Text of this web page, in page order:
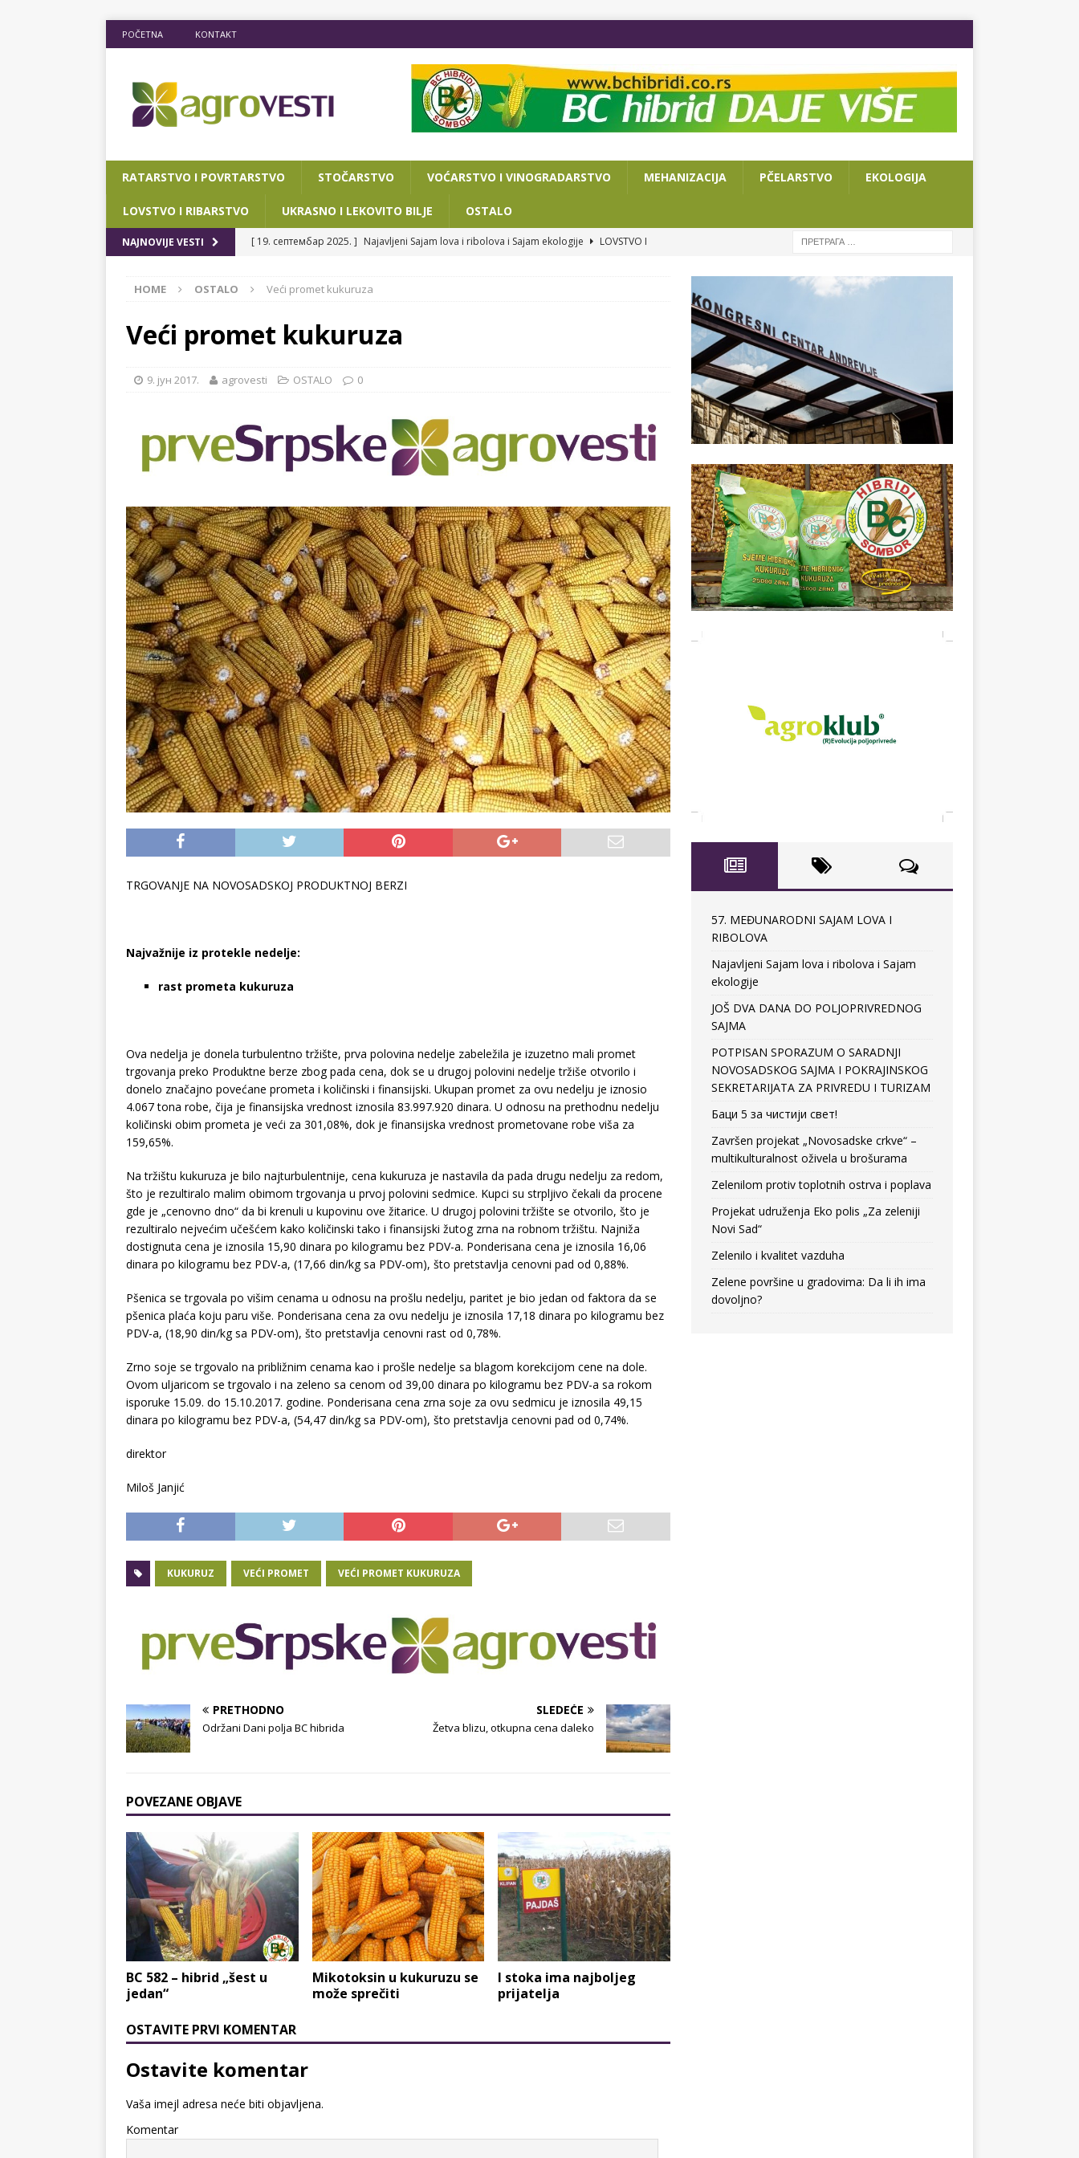
POČETNA KONTAKT
RATARSTVO I POVRTARSTVO STOČARSTVO VOĆARSTVO I VINOGRADARSTVO MEHANIZACIJA PČELARSTVO EKOLOGIJA
LOVSTVO I RIBARSTVO UKRASNO I LEKOVITO BILJE OSTALO
NAJNOVIJE VESTI [ 19. септембар 2025. ] Najavljeni Sajam lova i ribolova i Sajam ekologije
LOVSTVO I
[ 15. мај 2025. ] JOŠ DVA DANA DO POLJOPRIVREDNOG SAJMA
[ 12. март 2025. ]
[ 14. новембар 2024. ] Баци 5 за чистији свет!
HOME OSTALO Veći promet kukuruza
Veći promet kukuruza
9. јун 2017. agrovesti OSTALO 0
TRGOVANJE NA NOVOSADSKOJ PRODUKTNOJ BERZI
Najvažnije iz protekle nedelje:
rast prometa kukuruza
Ova nedelja je donela turbulentno tržište, prva polovina nedelje zabeležila je izuzetno mali promet
trgovanja preko Produktne berze zbog pada cena, dok se u drugoj polovini nedelje tržiše otvorilo i
donelo značajno povećane prometa i količinski i finansijski. Ukupan promet za ovu nedelju je iznosio
4.067 tona robe, čija je finansijska vrednost iznosila 83.997.920 dinara. U odnosu na prethodnu nedelju
količinski obim prometa je veći za 301,08%, dok je finansijska vrednost prometovane robe viša za
159,65%.
Na tržištu kukuruza je bilo najturbulentnije, cena kukuruza je nastavila da pada drugu nedelju za redom,
što je rezultiralo malim obimom trgovanja u prvoj polovini sedmice. Kupci su strpljivo čekali da procene
gde je „cenovno dno“ da bi krenuli u kupovinu ove žitarice. U drugoj polovini tržište se otvorilo, što je
rezultiralo nejvećim učešćem kako količinski tako i finansijski žutog zrna na robnom tržištu. Najniža
dostignuta cena je iznosila 15,90 dinara po kilogramu bez PDV-a. Ponderisana cena je iznosila 16,06
dinara po kilogramu bez PDV-a, (17,66 din/kg sa PDV-om), što pretstavlja cenovni pad od 0,88%.
Pšenica se trgovala po višim cenama u odnosu na prošlu nedelju, paritet je bio jedan od faktora da se
pšenica plaća koju paru više. Ponderisana cena za ovu nedelju je iznosila 17,18 dinara po kilogramu bez
PDV-a, (18,90 din/kg sa PDV-om), što pretstavlja cenovni rast od 0,78%.
Zrno soje se trgovalo na približnim cenama kao i prošle nedelje sa blagom korekcijom cene na dole.
Ovom uljaricom se trgovalo i na zeleno sa cenom od 39,00 dinara po kilogramu bez PDV-a sa rokom
isporuke 15.09. do 15.10.2017. godine. Ponderisana cena zrna soje za ovu sedmicu je iznosila 49,15
dinara po kilogramu bez PDV-a, (54,47 din/kg sa PDV-om), što pretstavlja cenovni pad od 0,74%.
direktor
Miloš Janjić
KUKURUZ VEĆI PROMET VEĆI PROMET KUKURUZA
PRETHODNO
Održani Dani polja BC hibrida
SLEDEĆE
Žetva blizu, otkupna cena daleko
POVEZANE OBJAVE
BC 582 – hibrid „šest u
jedan“
Mikotoksin u kukuruzu se
može sprečiti
I stoka ima najboljeg
prijatelja
OSTAVITE PRVI KOMENTAR
Ostavite komentar
Vaša imejl adresa neće biti objavljena.
Komentar
57. MEĐUNARODNI SAJAM LOVA I
RIBOLOVA
Najavljeni Sajam lova i ribolova i Sajam
ekologije
JOŠ DVA DANA DO POLJOPRIVREDNOG
SAJMA
POTPISAN SPORAZUM O SARADNJI
NOVOSADSKOG SAJMA I POKRAJINSKOG
SEKRETARIJATA ZA PRIVREDU I TURIZAM
Баци 5 за чистији свет!
Završen projekat „Novosadske crkve“ –
multikulturalnost oživela u brošurama
Zelenilom protiv toplotnih ostrva i poplava
Projekat udruženja Eko polis „Za zeleniji
Novi Sad“
Zelenilo i kvalitet vazduha
Zelene površine u gradovima: Da li ih ima
dovoljno?